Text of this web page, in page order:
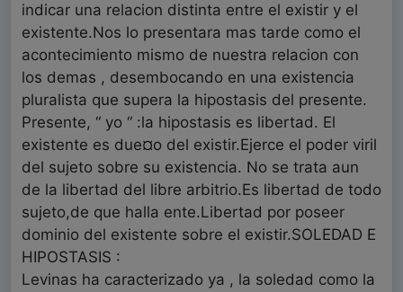
indicar una relacion distinta entre el existir y el
existente.Nos lo presentara mas tarde como el
acontecimiento mismo de nuestra relacion con
los demas , desembocando en una existencia
pluralista que supera la hipostasis del presente.
Presente, “ yo “ :la hipostasis es libertad. El
existente es due¤o del existir.Ejerce el poder viril
del sujeto sobre su existencia. No se trata aun
de la libertad del libre arbitrio.Es libertad de todo
sujeto,de que halla ente.Libertad por poseer
dominio del existente sobre el existir.SOLEDAD E
HIPOSTASIS :
Levinas ha caracterizado ya , la soledad como la